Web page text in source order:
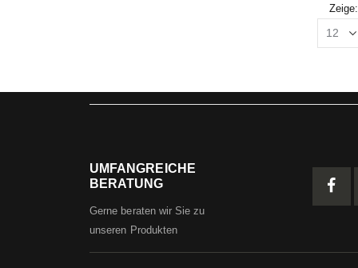
Zeige
UMFANGREICHE
BERATUNG
Gerne beraten wir Sie zu
unseren Produkten